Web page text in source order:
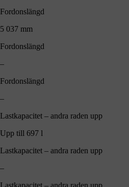
Fordonslängd
5 037 mm
Fordonslängd
–
Fordonslängd
–
Lastkapacitet – andra raden upp
Upp till 697 l
Lastkapacitet – andra raden upp
–
Lastkapacitet – andra raden upp